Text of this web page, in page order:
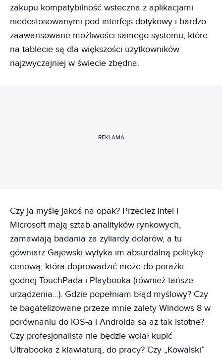
zakupu kompatybilność wsteczna z aplikacjami
niedostosowanymi pod interfejs dotykowy i bardzo
zaawansowane możliwości samego systemu, które
na tablecie są dla większości użytkowników
najzwyczajniej w świecie zbędna.
REKLAMA
Czy ja myślę jakoś na opak? Przecież Intel i
Microsoft mają sztab analityków rynkowych,
zamawiają badania za zyliardy dolarów, a tu
gówniarz Gajewski wytyka im absurdalną politykę
cenową, która doprowadzić może do porażki
godnej TouchPada i Playbooka (również tańsze
urządzenia…). Gdzie popełniam błąd myślowy? Czy
te bagatelizowane przeze mnie zalety Windows 8 w
porównaniu do iOS-a i Androida są aż tak istotne?
Czy profesjonalista nie będzie wolał kupić
Ultrabooka z klawiaturą, do pracy? Czy „Kowalski”